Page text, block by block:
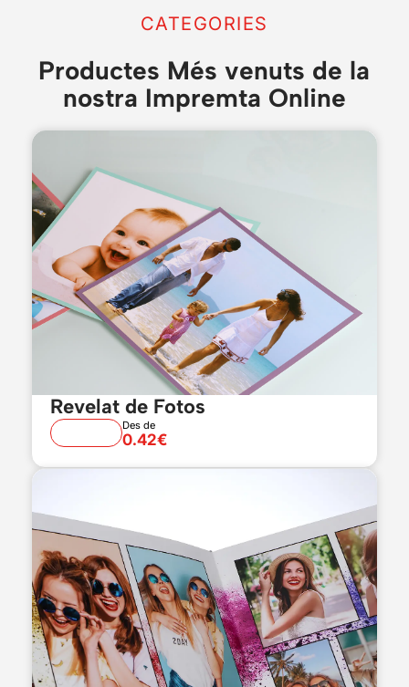
CATEGORIES
Productes Més venuts de la
nostra Impremta Online
Revelat de Fotos
Des de
0.42€